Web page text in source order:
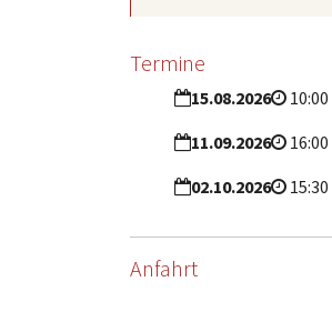
Termine
15.08.2026
11.09.2026
02.10.2026
Anfahrt